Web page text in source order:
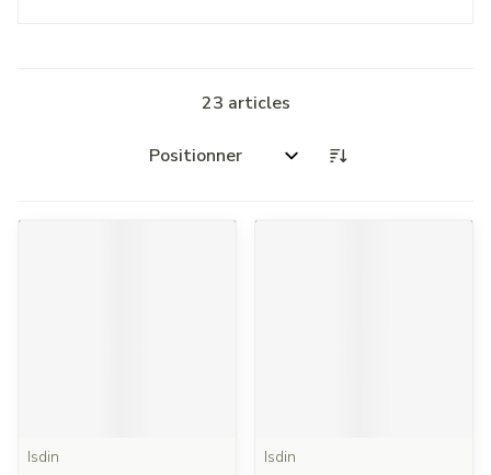
23 articles
Trier par:
Isdin
Isdin